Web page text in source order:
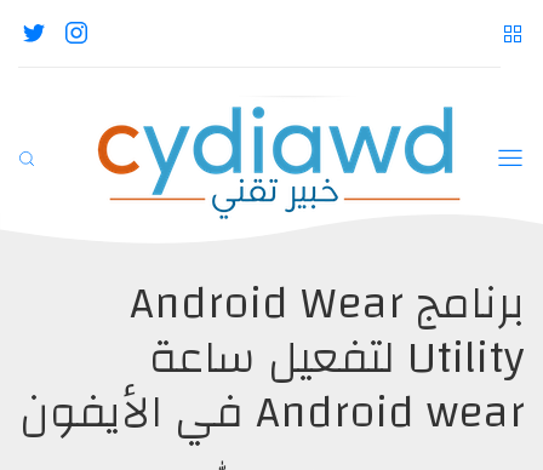
برنامج Android Wear
Utility لتفعيل ساعة
Android wear في الأيفون